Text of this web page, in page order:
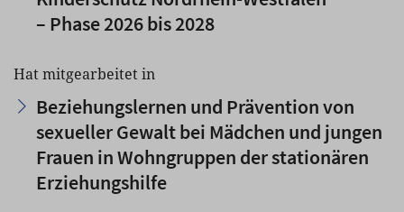
– Phase 2026 bis 2028
Hat mitgearbeitet in
Beziehungslernen und Prävention von
sexueller Gewalt bei Mädchen und jungen
Frauen in Wohngruppen der stationären
Erziehungshilfe